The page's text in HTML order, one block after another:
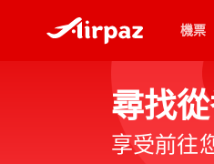
機票
尋找
享受前往